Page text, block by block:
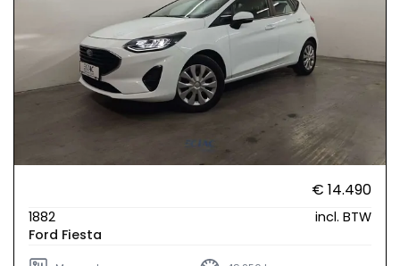
€ 14.490
1882
incl. BTW
Ford Fiesta